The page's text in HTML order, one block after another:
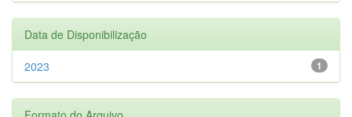
Data de Disponibilização
1
2023